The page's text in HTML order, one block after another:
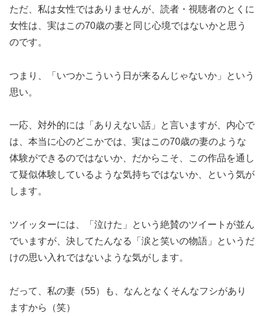
ただ、私は女性ではありませんが、読者・視聴者のとくに
女性は、実はこの70歳の妻と同じ心境ではないかと思う
のです。
つまり、「いつかこういう日が来るんじゃないか」という
思い。
一応、対外的には「ありえない話」と言いますが、内心で
は、本当に心のどこかでは、実はこの70歳の妻のような
体験ができるのではないか、だからこそ、この作品を通し
て疑似体験しているような気持ちではないか、という気が
します。
ツイッターには、「泣けた」という絶賛のツイートが並ん
でいますが、決してたんなる「涙と笑いの物語」というだ
けの思い入れではないような気がします。
だって、私の妻（55）も、なんとなくそんなフシがあり
ますから（笑）